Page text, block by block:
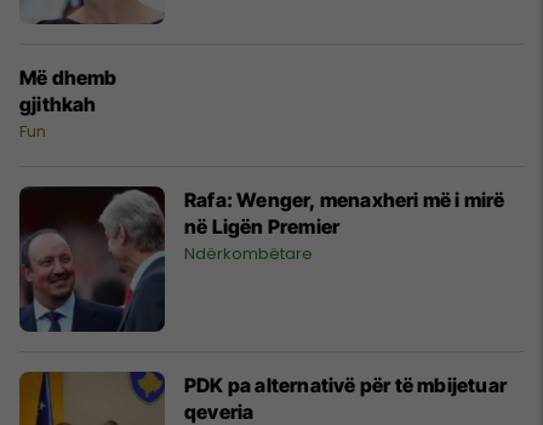
Më dhemb
gjithkah
Fun
Rafa: Wenger, menaxheri më i mirë
në Ligën Premier
Ndërkombëtare
PDK pa alternativë për të mbijetuar
qeveria